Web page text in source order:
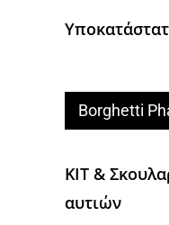
Borghetti
KIT &
αυτιών